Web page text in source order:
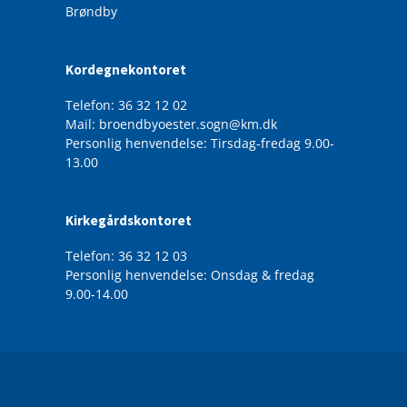
Brøndby
Kordegnekontoret
Telefon: 36 32 12 02
Mail: broendbyoester.sogn@km.dk
Personlig henvendelse: Tirsdag-fredag 9.00-
13.00
Kirkegårdskontoret
Telefon: 36 32 12 03
Personlig henvendelse: Onsdag & fredag
9.00-14.00